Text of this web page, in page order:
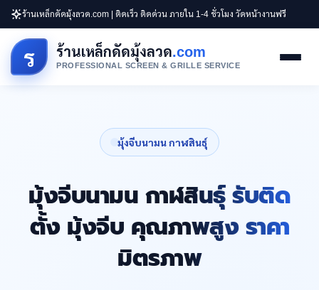
ร้านเหล็กดัดมุ้งลวด.com | ติดเร็ว ติดด่วน ภายใน 1-4 ชั่วโมง วัดหน้างานฟรี
ร ร้านเหล็กดัดมุ้งลวด.com
PROFESSIONAL SCREEN & GRILLE SERVICE
มุ้งจีบนามน กาฬสินธุ์
มุ้งจีบนามน กาฬสินธุ์ รับติด
ตั้ง มุ้งจีบ คุณภาพสูง ราคา
มิตรภาพ